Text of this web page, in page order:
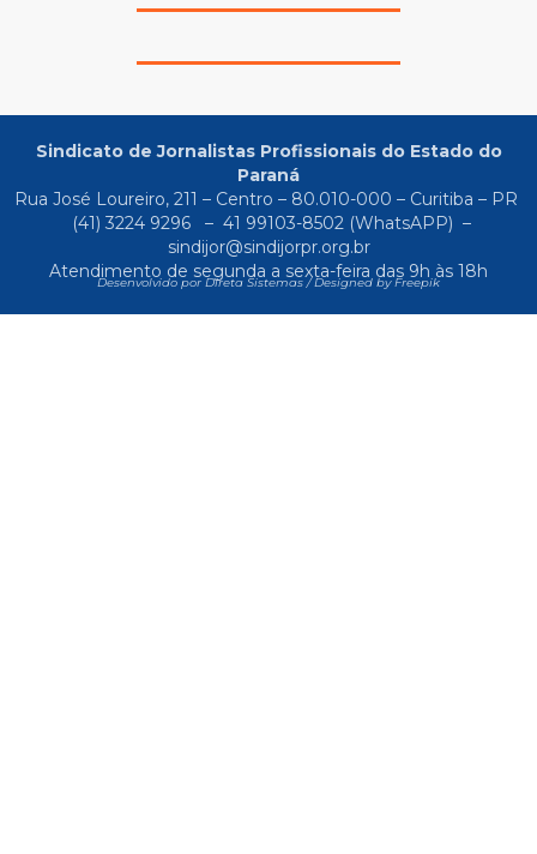
Sindicato de Jornalistas Profissionais do Estado do
Paraná
Rua José Loureiro, 211 – Centro – 80.010-000 – Curitiba – PR
(41) 3224 9296
– 41 99103-8502(WhatsAPP) –
sindijor@sindijorpr.org.br
Atendimento de segunda a sexta-feira das 9h às 18h
Desenvolvido por Direta Sistemas /Designed by Freepik